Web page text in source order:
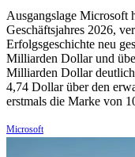
Ausgangslage Microsoft
Geschäftsjahres 2026,
Erfolgsgeschichte neu
Milliarden Dollar und
Milliarden Dollar
4,74 Dollar über den
erstmals die Marke von
Microsoft